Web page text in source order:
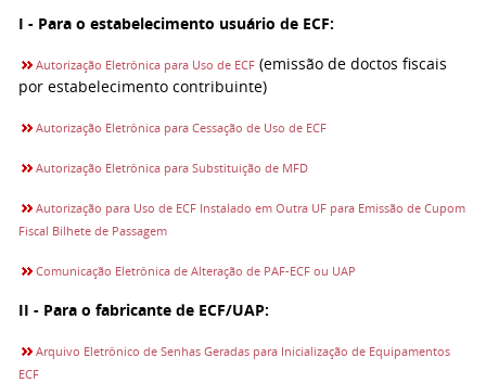
I - Para o estabelecimento usuário de ECF:
Autorização Eletrônica para Uso de ECF (emissão de doctos fiscais
por estabelecimento contribuinte)
Autorização Eletrônica para Cessação de Uso de ECF
Autorização Eletrônica para Substituição de MFD
Autorização para Uso de ECF Instalado em Outra UF para Emissão de Cupom
Fiscal Bilhete de Passagem
Comunicação Eletrônica de Alteração de PAF-ECF ou UAP
II - Para o fabricante de ECF/UAP:
Arquivo Eletrônico de Senhas Geradas para Inicialização de Equipamentos
ECF